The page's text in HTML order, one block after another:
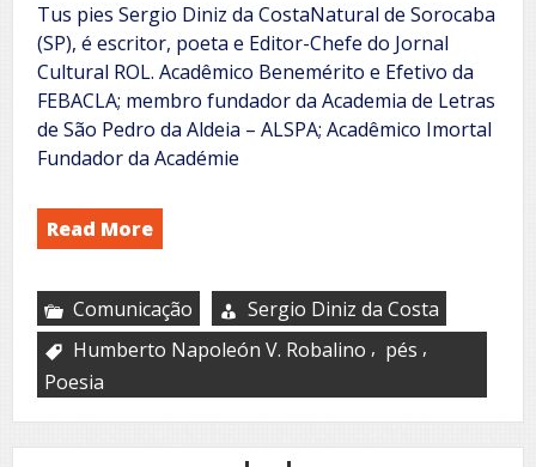
Tus pies Sergio Diniz da CostaNatural de Sorocaba
(SP), é escritor, poeta e Editor-Chefe do Jornal
Cultural ROL. Acadêmico Benemérito e Efetivo da
FEBACLA; membro fundador da Academia de Letras
de São Pedro da Aldeia – ALSPA; Acadêmico Imortal
Fundador da Académie
Read More
Comunicação
Sergio Diniz da Costa
Humberto Napoleón V. Robalino , pés ,
Poesia